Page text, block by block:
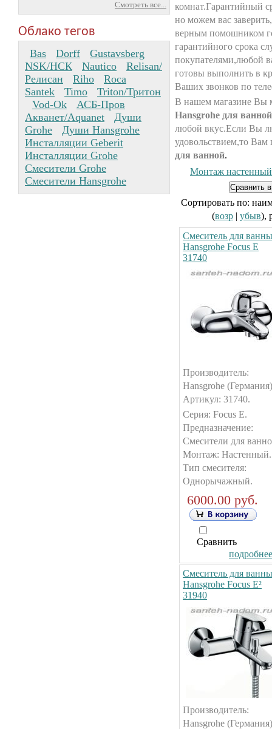
Смотреть все...
Облако тегов
Bas Dorff
Gustavsberg
NSK/НСК
Nautico
Relisan/
Релисан
Riho
Roca
Santek
Timo
Triton/Тритон
Vod-Ok
АСБ-Пров
Акванет/Aquanet
Души
Grohe
Души Hansgrohe
Инсталляции Geberit
Инсталляции Grohe
Смесители Grohe
Смесители Hansgrohe
комнат.Гарантийный
но можем вас
верным помошником
гарантийного срока
покупателями,любой
готовы выполнить в
Ваших звонков по
В нашем магазине Вы
Hansgrohe для ванной
любой вкус.Если Вы
удовольствием,то
для ванной.
Монтаж настенный
Сортировать по:
(возр | убыв),
Смеситель для ванны
Hansgrohe Focus E
31740
Производитель:
Hansgrohe
Артикул: 31740.
Серия: Focus E.
Предназначение:
Смесители для
Монтаж: Настенный.
Тип смесителя:
Однорычажный.
6000.00 руб.
Сравнить
Смеситель для ванны
Hansgrohe Focus E²
31940
Производитель:
Hansgrohe